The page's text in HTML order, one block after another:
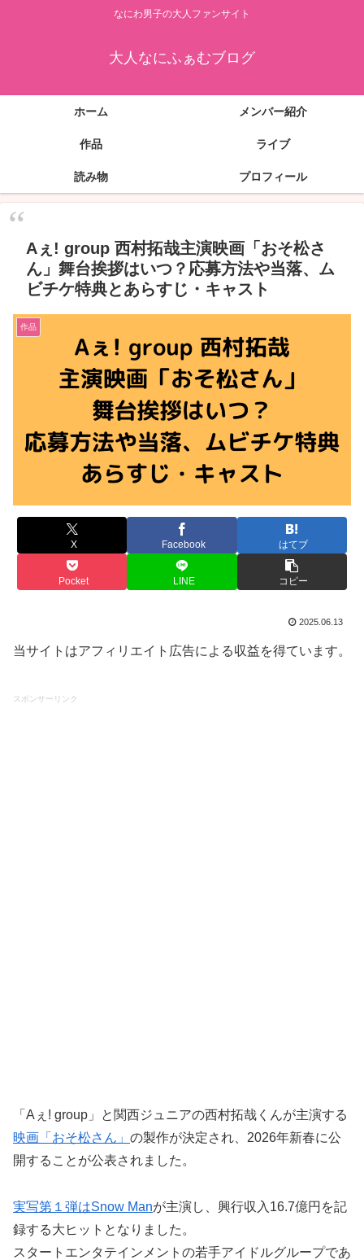
なにわ男子の大人ファンサイト
大人なにふぁむブログ
ホーム メンバー紹介
作品 ライブ
読み物 プロフィール
Aぇ! group 西村拓哉主演映画「おそ松さ
ん」舞台挨拶はいつ？応募方法や当落、ム
ビチケ特典とあらすじ・キャスト
作品
X Facebook はてブ
Pocket LINE コピー
2025.06.13
当サイトはアフィリエイト広告による収益を得ています。
スポンサーリンク
「Aぇ! group」と関西ジュニアの西村拓哉くんが主演する
映画「おそ松さん」 の製作が決定され、2026年新春に公
開することが公表されました。
実写第１弾はSnow Manが主演し、興行収入16.7億円を記
録する大ヒットとなりました。
スタートエンタテインメントの若手アイドルグループであ